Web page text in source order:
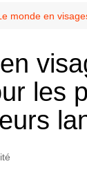
monde en
les